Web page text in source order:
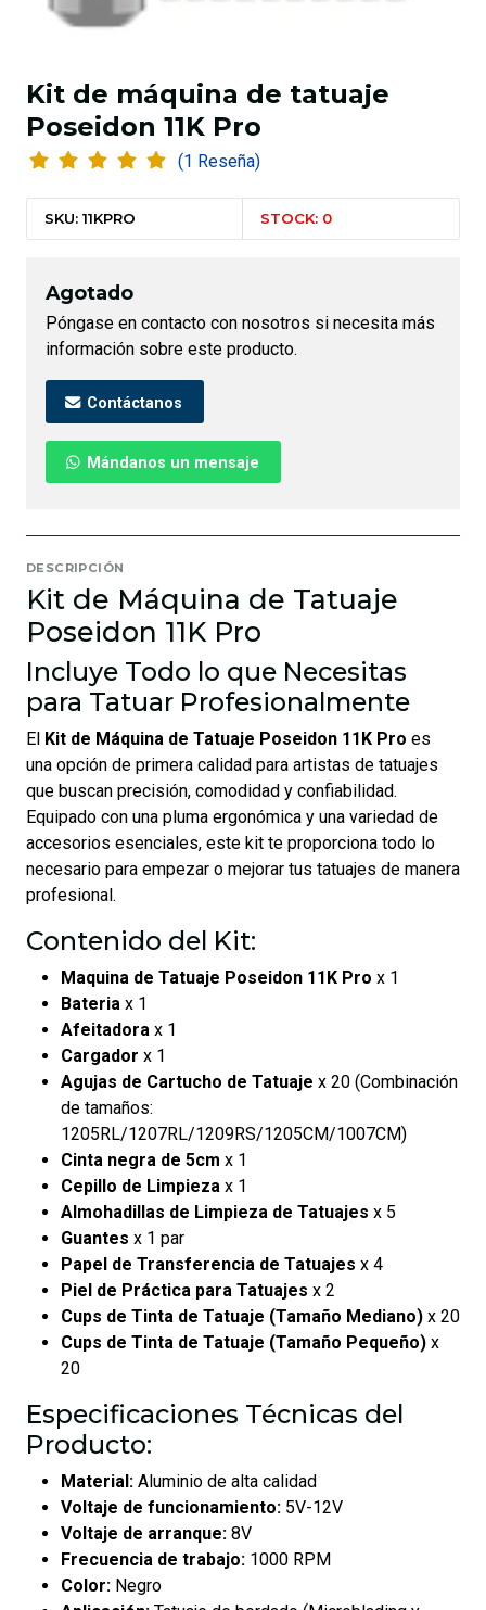
Kit de máquina de tatuaje
Poseidon 11K Pro
(1 Reseña)
SKU: 11KPRO STOCK: 0
Agotado
Póngase en contacto con nosotros si necesita más
información sobre este producto.
Contáctanos
Mándanos un mensaje
DESCRIPCIÓN
Kit de Máquina de Tatuaje
Poseidon 11K Pro
Incluye Todo lo que Necesitas
para Tatuar Profesionalmente
El Kit de Máquina de Tatuaje Poseidon 11K Pro es
una opción de primera calidad para artistas de tatuajes
que buscan precisión, comodidad y confiabilidad.
Equipado con una pluma ergonómica y una variedad de
accesorios esenciales, este kit te proporciona todo lo
necesario para empezar o mejorar tus tatuajes de manera
profesional.
Contenido del Kit:
Maquina de Tatuaje Poseidon 11K Pro x 1
Bateria x 1
Afeitadora x 1
Cargador x 1
Agujas de Cartucho de Tatuaje x 20 (Combinación
de tamaños:
1205RL/1207RL/1209RS/1205CM/1007CM)
Cinta negra de 5cm x 1
Cepillo de Limpieza x 1
Almohadillas de Limpieza de Tatuajes x 5
Guantes x 1 par
Papel de Transferencia de Tatuajes x 4
Piel de Práctica para Tatuajes x 2
Cups de Tinta de Tatuaje (Tamaño Mediano) x 20
Cups de Tinta de Tatuaje (Tamaño Pequeño) x
20
Especificaciones Técnicas del
Producto:
Material: Aluminio de alta calidad
Voltaje de funcionamiento: 5V-12V
Voltaje de arranque: 8V
Frecuencia de trabajo: 1000 RPM
Color: Negro